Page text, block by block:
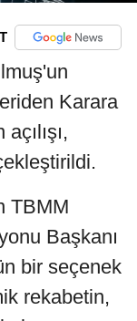
Karara
TBMM
Başkanı
bir seçenek
rekabetin,